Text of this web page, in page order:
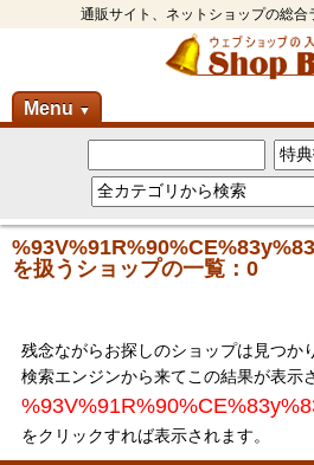
通販サイト、ネットショップの総合
Menu ▼
を扱うショップの一覧：0
残念ながらお探しのショップは見つか
検索エンジンから来てこの結果が表示
をクリックすれば表示されます。